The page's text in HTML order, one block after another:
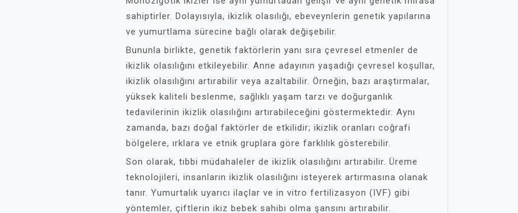
sahiptirler. Dolayısıyla, ikizlik olasılığı, ebeveynlerin genetik yapılarına
ve yumurtlama sürecine bağlı olarak değişebilir.
Bununla birlikte, genetik faktörlerin yanı sıra çevresel etmenler de
ikizlik olasılığını etkileyebilir. Anne adayının yaşadığı çevresel koşullar,
ikizlik olasılığını artırabilir veya azaltabilir. Örneğin, bazı araştırmalar,
yüksek kaliteli beslenme, sağlıklı yaşam tarzı ve doğurganlık
tedavilerinin ikizlik olasılığını artırabileceğini göstermektedir. Aynı
zamanda, bazı doğal faktörler de etkilidir; ikizlik oranları coğrafi
bölgelere, ırklara ve etnik gruplara göre farklılık gösterebilir.
Son olarak, tıbbi müdahaleler de ikizlik olasılığını artırabilir. Üreme
teknolojileri, insanların ikizlik olasılığını isteyerek artırmasına olanak
tanır. Yumurtalık uyarıcı ilaçlar ve in vitro fertilizasyon (IVF) gibi
yöntemler, çiftlerin ikiz bebek sahibi olma şansını artırabilir.